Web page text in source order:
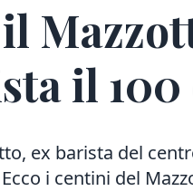
il 100
ex barista del
i centini del